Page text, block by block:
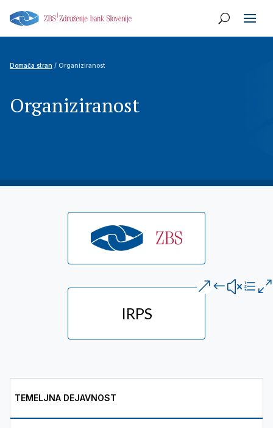
Organiziranost
Domača stran / Organiziranost
IRPS
TEMELJNA DEJAVNOST